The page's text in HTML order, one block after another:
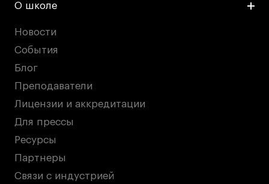
О школе
Новости
События
Блог
Преподаватели
Лицензии и аккредитации
Для прессы
Ресурсы
Партнеры
Связи с индустрией